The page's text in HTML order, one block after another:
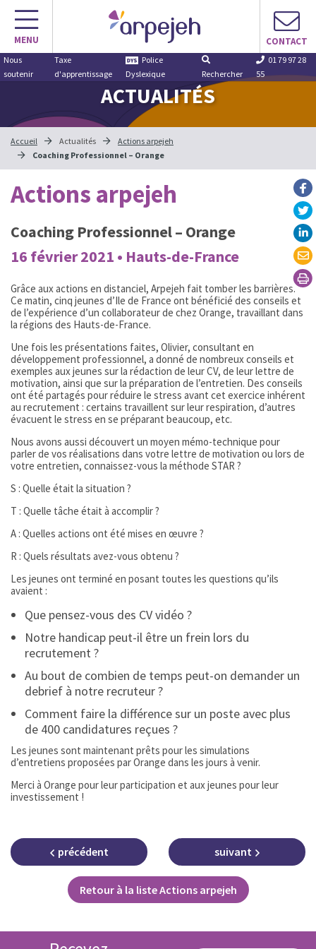
Aller
contenu
MENU CONTACT
Nous
soutenir
Taxe
d'apprentissage
Police
Dyslexique
Rechercher
01 79 97 28
55
ACTUALITÉS
Accueil Actualités
Actions arpejeh
Coaching Professionnel – Orange
Actions arpejeh
Coaching Professionnel – Orange
16 février 2021 • Hauts-de-France
Grâce aux actions en distanciel, Arpejeh fait tomber les barrières.
Ce matin, cinq jeunes d’Ile de France ont bénéficié des conseils et
de l’expérience d’un collaborateur de chez Orange, travaillant dans
la régions des Hauts-de-France.
Une fois les présentations faites, Olivier, consultant en
développement professionnel, a donné de nombreux conseils et
exemples aux jeunes sur la rédaction de leur CV, de leur lettre de
motivation, ainsi que sur la préparation de l’entretien. Des conseils
ont été partagés pour réduire le stress avant cet exercice inhérent
au recrutement : certains travaillent sur leur respiration, d’autres
évacuent le stress en se préparant beaucoup, etc.
Nous avons aussi découvert un moyen mémo-technique pour
parler de vos réalisations dans votre lettre de motivation ou lors de
votre entretien, connaissez-vous la méthode STAR ?
S : Quelle était la situation ?
T : Quelle tâche était à accomplir ?
A : Quelles actions ont été mises en œuvre ?
R : Quels résultats avez-vous obtenu ?
Les jeunes ont terminé en posant toutes les questions qu’ils
avaient :
Que pensez-vous des CV vidéo ?
Notre handicap peut-il être un frein lors du
recrutement ?
Au bout de combien de temps peut-on demander un
debrief à notre recruteur ?
Comment faire la différence sur un poste avec plus
de 400 candidatures reçues ?
Les jeunes sont maintenant prêts pour les simulations
d’entretiens proposées par Orange dans les jours à venir.
Merci à Orange pour leur participation et aux jeunes pour leur
investissement !
précédent
Retour à la liste Actions arpejeh
suivant